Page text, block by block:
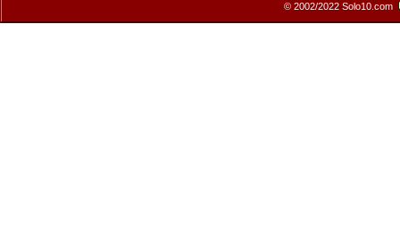
© 2002/2022 Solo10.com